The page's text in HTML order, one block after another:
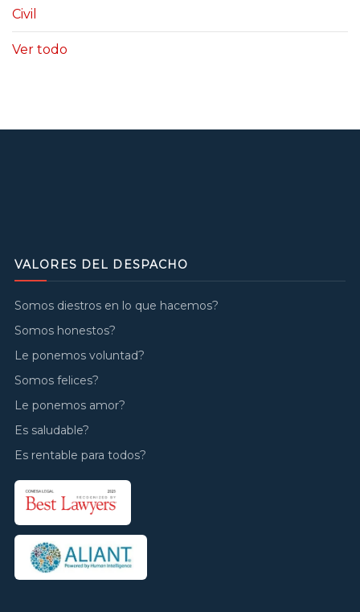
Civil
Ver todo
VALORES DEL DESPACHO
Somos diestros en lo que hacemos?
Somos honestos?
Le ponemos voluntad?
Somos felices?
Le ponemos amor?
Es saludable?
Es rentable para todos?